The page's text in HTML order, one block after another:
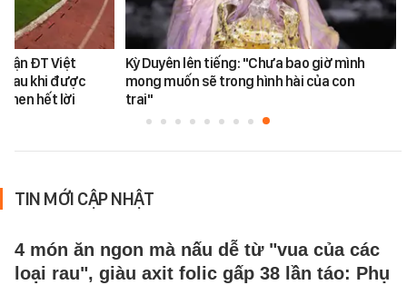
ĐT Việt
sau khi được
hết lời
Kỳ Duyên lên tiếng: "Chưa bao giờ mình
mong muốn sẽ trong hình hài của con
trai"
TIN MỚI CẬP NHẬT
4 món ăn ngon mà nấu dễ từ "vua của các
loại rau", giàu axit folic gấp 38 lần táo: Phụ